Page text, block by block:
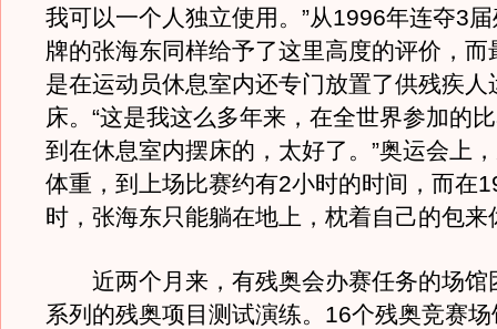
我可以一个人独立使用。”从1996年连夺3
牌的张海东同样给予了这里高度的评价，而
是在运动员休息室内还专门放置了供残疾人
床。“这是我这么多年来，在全世界参加的
到在休息室内摆床的，太好了。”奥运会上
体重，到上场比赛约有2小时的时间，而在
时，张海东只能躺在地上，枕着自己的包来
近两个月来，有残奥会办赛任务的场馆
系列的残奥项目测试演练。16个残奥竞赛